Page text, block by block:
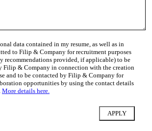
data contained in my resume, as well as in
to Filip & Company for recruitment purposes
recommendations provided, if applicable) to be
Filip & Company in connection with the creation
and to be contacted by Filip & Company for
opportunities by using the contact details
More details here.